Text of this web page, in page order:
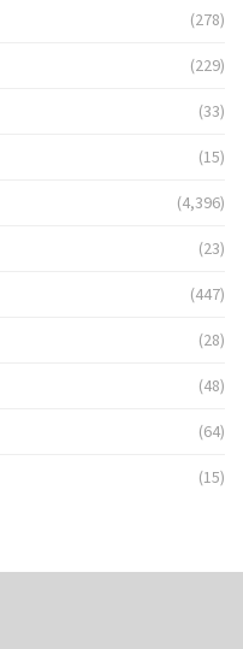
(278)
(229)
(33)
(15)
(4,396)
(23)
(447)
(28)
(48)
(64)
(15)